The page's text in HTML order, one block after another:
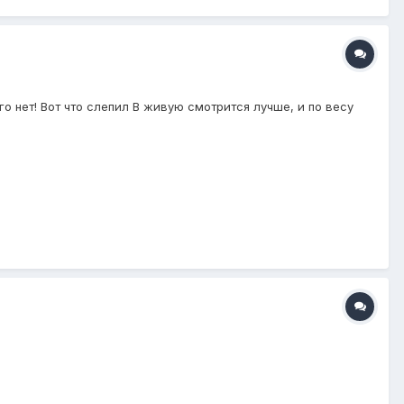
нет! Вот что слепил В живую смотрится лучше, и по весу